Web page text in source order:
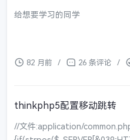
给想要学习的同学
82 月前 / 26 条评论 /
thinkphp5配置移动跳转
//文件:application/